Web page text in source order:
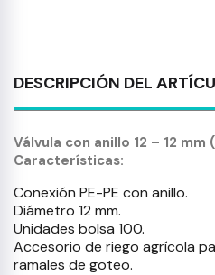
DESCRIPCIÓN DEL
Válvula con anillo 12 – 12 mm
Características:
Conexión PE-PE con anillo.
Diámetro 12 mm.
Unidades bolsa 100.
Accesorio de riego agrícola
ramales de goteo.